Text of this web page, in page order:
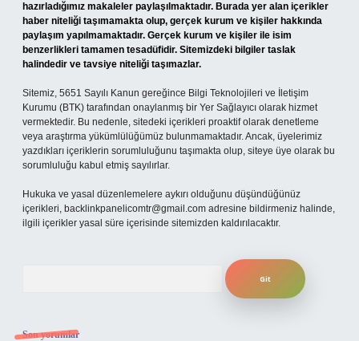
hazırladığımız makaleler paylaşılmaktadır. Burada yer alan içerikler
haber niteliği taşımamakta olup, gerçek kurum ve kişiler hakkında
paylaşım yapılmamaktadır. Gerçek kurum ve kişiler ile isim
benzerlikleri tamamen tesadüfidir. Sitemizdeki bilgiler taslak
halindedir ve tavsiye niteliği taşımazlar.
Sitemiz, 5651 Sayılı Kanun gereğince Bilgi Teknolojileri ve İletişim
Kurumu (BTK) tarafından onaylanmış bir Yer Sağlayıcı olarak hizmet
vermektedir. Bu nedenle, sitedeki içerikleri proaktif olarak denetleme
veya araştırma yükümlülüğümüz bulunmamaktadır. Ancak, üyelerimiz
yazdıkları içeriklerin sorumluluğunu taşımakta olup, siteye üye olarak bu
sorumluluğu kabul etmiş sayılırlar.
Hukuka ve yasal düzenlemelere aykırı olduğunu düşündüğünüz
içerikleri, backlinkpanelicomtr@gmail.com adresine bildirmeniz halinde,
ilgili içerikler yasal süre içerisinde sitemizden kaldırılacaktır.
Son yorumlar